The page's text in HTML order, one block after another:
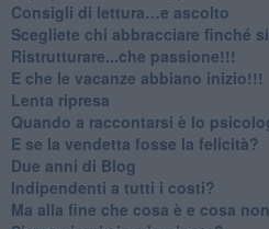
​Consigli di lettura…e ascolto
​Scegliete chi abbracciare finché
​Ristrutturare...che passione!!!
​E che le vacanze abbiano inizio!!!
​Lenta ripresa
​Quando a raccontarsi è lo
​E se la vendetta fosse la felicità?
​Due anni di Blog
​Indipendenti a tutti i costi?
​Ma alla fine che cosa è e cosa